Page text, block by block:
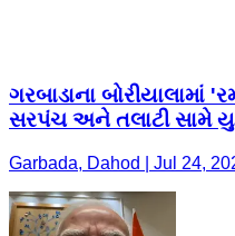
ગરબાડાના બોરીયાલામાં
સરપંચ અને તલાટી સામે
Garbada, Dahod | Jul 24,